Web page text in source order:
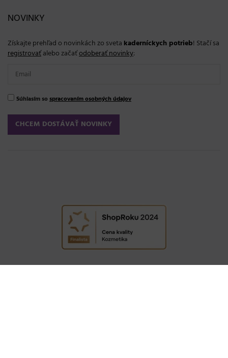
NOVINKY
Získajte prehľad o novinkách zo sveta kaderníckych potrieb! Stačí sa
registrovaťalebo začaťodoberať novinky:
Súhlasím so spracovaním osobných údajov